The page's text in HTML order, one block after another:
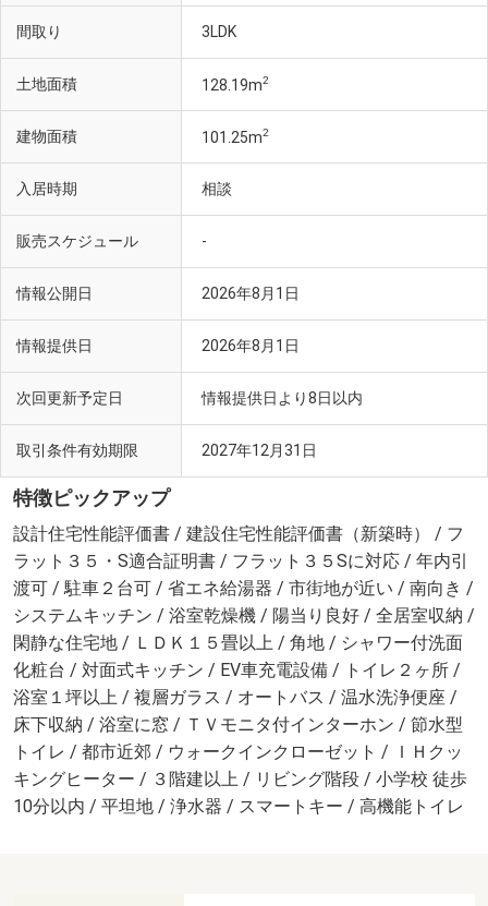
間取り 3LDK
土地面積 128.19m2
建物面積 101.25m2
入居時期 相談
販売スケジュール -
情報公開日 2026年8月1日
情報提供日 2026年8月1日
次回更新予定日 情報提供日より8日以内
取引条件有効期限 2027年12月31日
特徴ピックアップ
設計住宅性能評価書 / 建設住宅性能評価書（新築時） / フ
ラット３５・S適合証明書 / フラット３５Sに対応 / 年内引
渡可 / 駐車２台可 / 省エネ給湯器 / 市街地が近い / 南向き /
システムキッチン / 浴室乾燥機 / 陽当り良好 / 全居室収納 /
閑静な住宅地 / ＬＤＫ１５畳以上 / 角地 / シャワー付洗面
化粧台 / 対面式キッチン / EV車充電設備 / トイレ２ヶ所 /
浴室１坪以上 / 複層ガラス / オートバス / 温水洗浄便座 /
床下収納 / 浴室に窓 / ＴＶモニタ付インターホン / 節水型
トイレ / 都市近郊 / ウォークインクローゼット / ＩＨクッ
キングヒーター / ３階建以上 / リビング階段 / 小学校 徒歩
10分以内 / 平坦地 / 浄水器 / スマートキー / 高機能トイレ